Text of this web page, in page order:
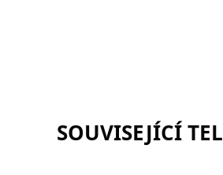
SOUVISEJÍCÍ